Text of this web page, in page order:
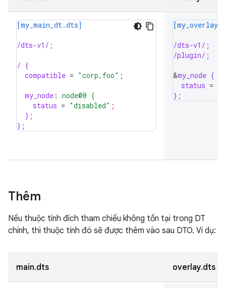
[my_main_dt.dts]
/dts-v1/;
/ {
compatible = "corp,foo" ;
my_node : node@0 {
status = "disabled" ;
};
};
/dts-v1/;
/plugin/;
&my_node {
status =
};
Thêm
Nếu thuộc tính đích tham chiếu không tồn tại trong DT
chính, thì thuộc tính đó sẽ được thêm vào sau DTO. Ví dụ:
main.dts overlay.dts